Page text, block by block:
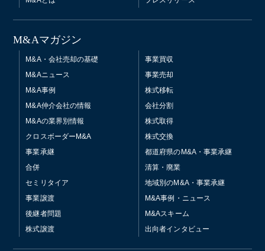
M&Aマガジン
M&A・会社売却の基礎
M&Aニュース
M&A事例
M&A仲介会社の情報
M&Aの業界別情報
クロスボーダーM&A
事業承継
合併
セミリタイア
事業譲渡
後継者問題
株式譲渡
事業買収
事業売却
株式移転
会社分割
株式取得
株式交換
都道府県のM&A・事業承継
清算・廃業
地域別のM&A・事業承継
M&A事例・ニュース
M&Aスキーム
出向者インタビュー